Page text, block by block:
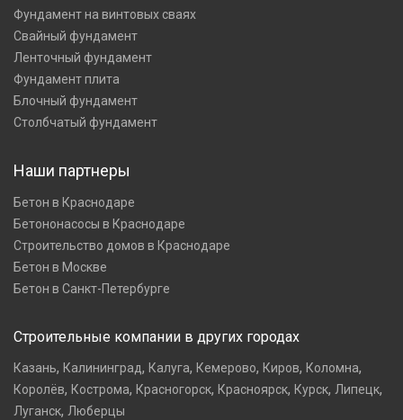
Фундамент на винтовых сваях
Свайный фундамент
Ленточный фундамент
Фундамент плита
Блочный фундамент
Столбчатый фундамент
Наши партнеры
Бетон в Краснодаре
Бетононасосы в Краснодаре
Строительство домов в Краснодаре
Бетон в Москве
Бетон в Санкт-Петербурге
Строительные компании в других городах
Казань, Калининград, Калуга, Кемерово, Киров, Коломна,
Королёв, Кострома, Красногорск, Красноярск, Курск, Липецк,
Луганск, Люберцы